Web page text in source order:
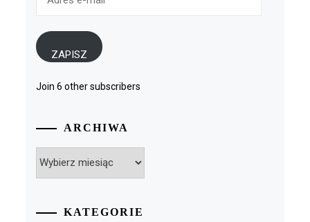
ZAPISZ
Join 6 other subscribers
ARCHIWA
KATEGORIE